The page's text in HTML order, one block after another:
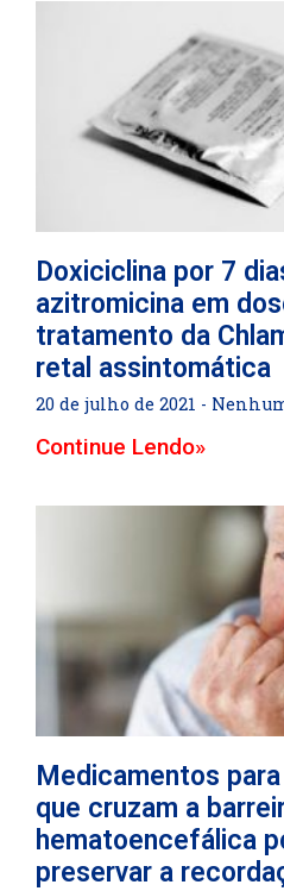
Doxiciclina por 7
azitromicina em
tratamento da
retal assintomática
20 de julho de 2021
Continue Lendo»
Medicamentos
que cruzam a
hematoencefálica
preservar a